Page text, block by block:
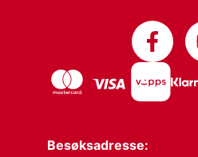
Besøksadresse: